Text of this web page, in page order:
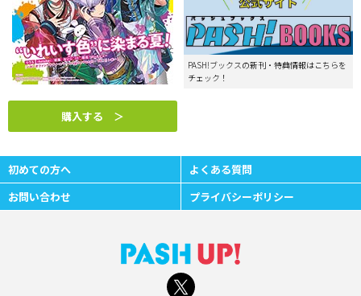
購入する ＞
PASH!ブックスの新刊・特典情報はこちらを
チェック！
初めての方へ
よくある質問
お問い合わせ
プライバシーポリシー